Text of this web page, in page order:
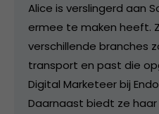
Alice is verslingerd aan
ermee te maken heeft.
verschillende branches
transport en past die
Digital Marketeer bij
Daarnaast biedt ze